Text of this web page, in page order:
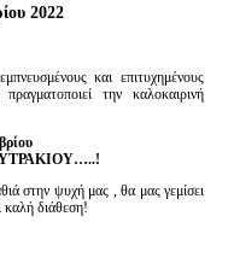
2022
και επιτυχημένους
την καλοκαιρινή
στην ψυχή μας , θα μας γεμίσει
καλή διάθεση!